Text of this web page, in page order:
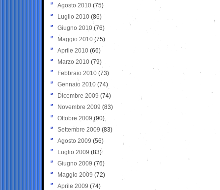
Agosto 2010 (75)
Luglio 2010 (86)
Giugno 2010 (76)
Maggio 2010 (75)
Aprile 2010 (66)
Marzo 2010 (79)
Febbraio 2010 (73)
Gennaio 2010 (74)
Dicembre 2009 (74)
Novembre 2009 (83)
Ottobre 2009 (90)
Settembre 2009 (83)
Agosto 2009 (56)
Luglio 2009 (83)
Giugno 2009 (76)
Maggio 2009 (72)
Aprile 2009 (74)